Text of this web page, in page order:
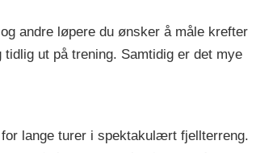
andre løpere du ønsker å måle krefter
ut på trening. Samtidig er det mye
lange turer i spektakulært fjellterreng.